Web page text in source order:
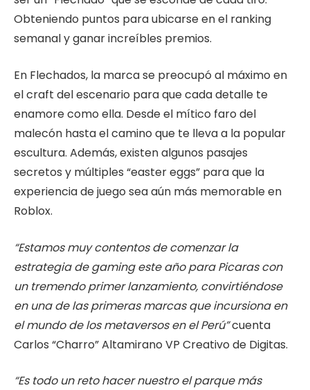
Obteniendo puntos para ubicarse en el ranking
semanal y ganar increíbles premios.
En Flechados, la marca se preocupó al máximo en
el craft del escenario para que cada detalle te
enamore como ella. Desde el mítico faro del
malecón hasta el camino que te lleva a la popular
escultura. Además, existen algunos pasajes
secretos y múltiples “easter eggs” para que la
experiencia de juego sea aún más memorable en
Roblox.
“Estamos muy contentos de comenzar la
estrategia de gaming este año para Picaras con
un tremendo primer lanzamiento, convirtiéndose
en una de las primeras marcas que incursiona en
el mundo de los metaversos en el Perú”cuenta
Carlos “Charro” Altamirano VP Creativo de Digitas.
“Es todo un reto hacer nuestro el parque más